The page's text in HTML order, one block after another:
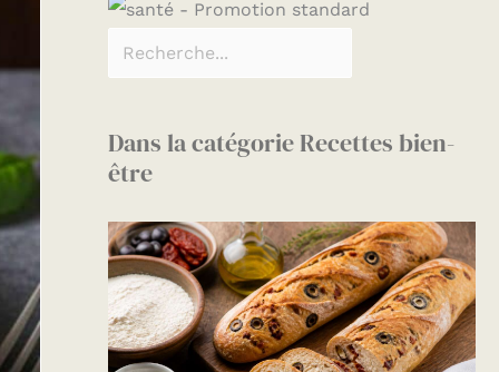
Dans la catégorie Recettes bien-
être